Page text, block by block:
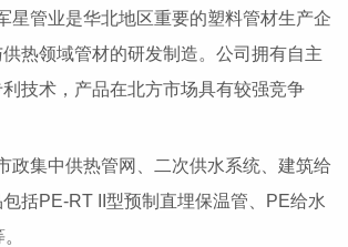
管业是华北地区重要的塑料管材生产企
热领域管材的研发制造。公司拥有自主
技术，产品在北方市场具有较强竞争
集中供热管网、二次供水系统、建筑给
括PE-RT II型预制直埋保温管、PE给水